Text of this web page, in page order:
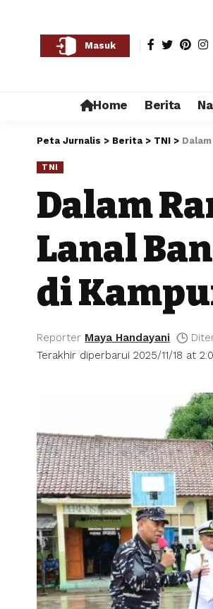
Masuk
Home Berita
Peta Jurnalis > Berita > TNI >
TNI
Dalam
Lanal
di
Terakhir diperbarui 2025/11/18 at
Reporter Maya Handayani